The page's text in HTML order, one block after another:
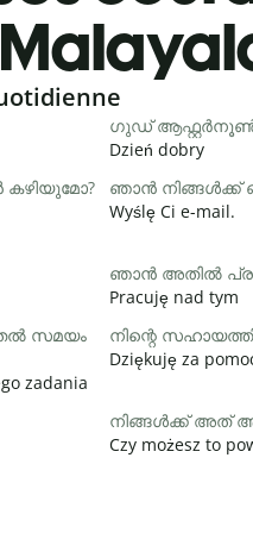
ഗുഡ്
Dzień dobry
കഴിയുമോ?
ഞാൻ
Wyślę Ci e-mail.
ഞാൻ അതിൽ
Pracuję nad tym
സമയം
zadania
നിന്റെ
Dziękuję za
നിങ്ങൾക്ക് അത്
Czy możesz to